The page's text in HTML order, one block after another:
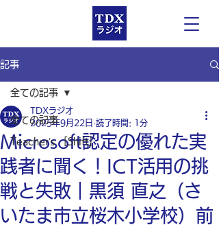
記事
全ての記事
Teacher’s ［Shift］
全ての記事
Microsoft認定の優れた実
践者に聞く！ICT活用の挑
戦と失敗｜黒須 直之（さ
いたま市立桜木小学校）前
TDXラジオ
2025年9月22日 読了時間: 1分